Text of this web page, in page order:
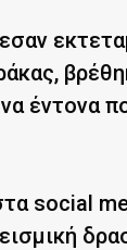
έντονα
social